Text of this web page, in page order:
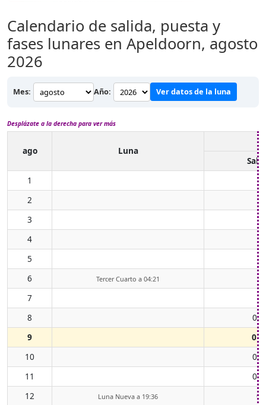
Calendario de salida, puesta y
fases lunares en Apeldoorn, agosto
2026
Mes: Año: Ver datos de la luna
Desplázate a la derecha para ver más
ago
Luna
1
2
3
4
5
6
Tercer Cuarto a 04:21
7
8
9
10
11
12
Luna Nueva a 19:36